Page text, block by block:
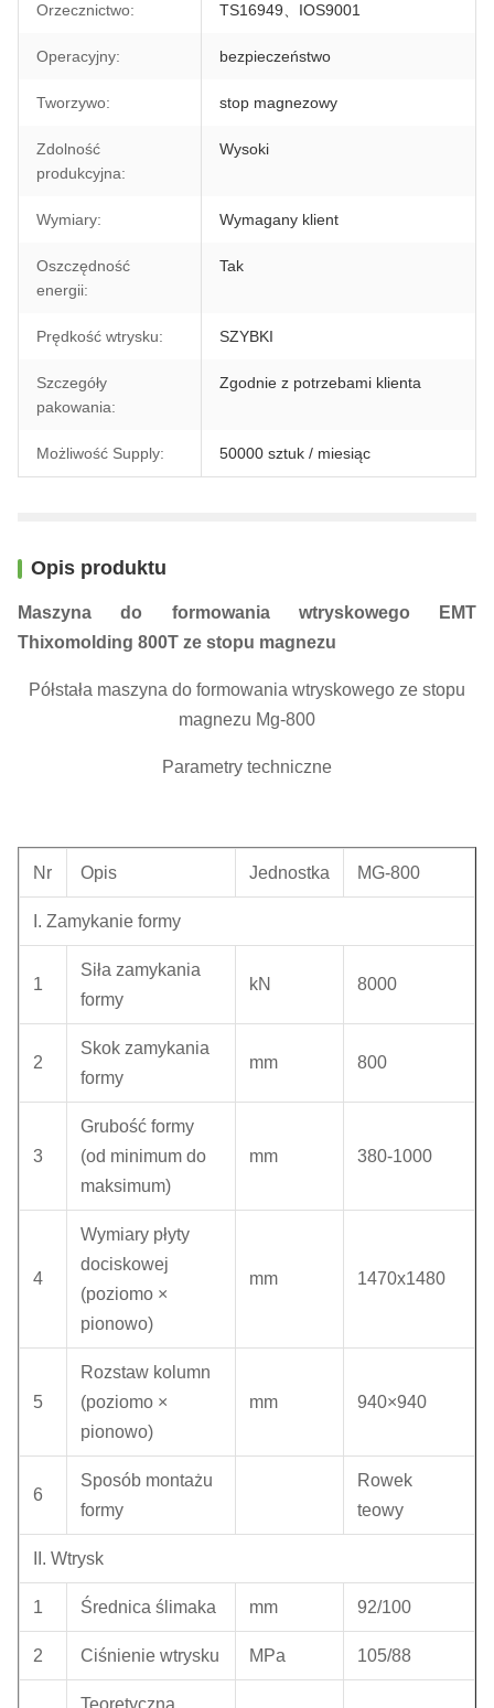
Orzecznictwo: TS16949、IOS9001
Operacyjny: bezpieczeństwo
Tworzywo: stop magnezowy
Zdolność
produkcyjna:
Wysoki
Wymiary: Wymagany klient
Oszczędność
energii:
Tak
Prędkość wtrysku: SZYBKI
Szczegóły
pakowania:
Zgodnie z potrzebami klienta
Możliwość Supply: 50000 sztuk / miesiąc
Opis produktu
Maszyna do formowania wtryskowego EMT
Thixomolding 800T ze stopu magnezu
Półstała maszyna do formowania wtryskowego ze stopu
magnezu Mg-800
Parametry techniczne
Nr Opis Jednostka MG-800
I. Zamykanie formy
1
Siła zamykania
formy
kN 8000
2
Skok zamykania
formy
mm 800
3
Grubość formy
(od minimum do
maksimum)
mm 380-1000
4
Wymiary płyty
dociskowej
(poziomo ×
pionowo)
mm 1470x1480
5
Rozstaw kolumn
(poziomo ×
pionowo)
mm 940×940
6
Sposób montażu
formy
Rowek
teowy
II. Wtrysk
1 Średnica ślimaka mm 92/100
2 Ciśnienie wtrysku MPa 105/88
Teoretyczna